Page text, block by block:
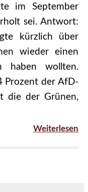
im September
sei. Antwort:
kürzlich über
wieder einen
haben wollten.
Prozent der AfD-
die der Grünen,
Weiterlesen